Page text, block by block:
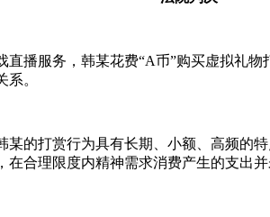
播服务，韩某花费“A币”购买虚拟礼
。
的打赏行为具有长期、小额、高频的
合理限度内精神需求消费产生的支出